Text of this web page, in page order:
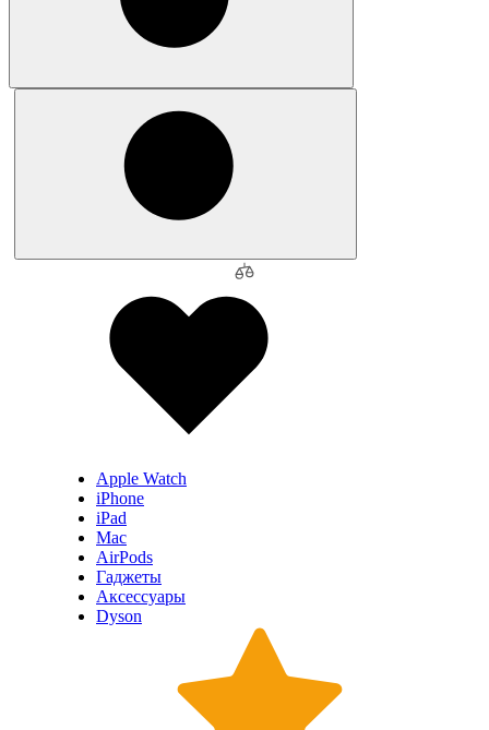
Apple Watch
iPhone
iPad
Mac
AirPods
Гаджеты
Аксессуары
Dyson